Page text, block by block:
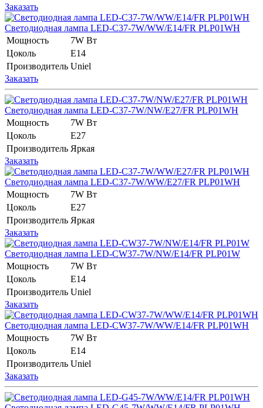
Заказать
Светодиодная лампа LED-C37-7W/WW/E14/FR PLP01WH
Мощность
7W Вт
Цоколь
E14
Производитель Uniel
Заказать
Светодиодная лампа LED-C37-7W/NW/E27/FR PLP01WH
Мощность
7W Вт
Цоколь
E27
Производитель Яркая
Заказать
Светодиодная лампа LED-C37-7W/WW/E27/FR PLP01WH
Мощность
7W Вт
Цоколь
E27
Производитель Яркая
Заказать
Светодиодная лампа LED-CW37-7W/NW/E14/FR PLP01W
Мощность
7W Вт
Цоколь
E14
Производитель Uniel
Заказать
Светодиодная лампа LED-CW37-7W/WW/E14/FR PLP01WH
Мощность
7W Вт
Цоколь
E14
Производитель Uniel
Заказать